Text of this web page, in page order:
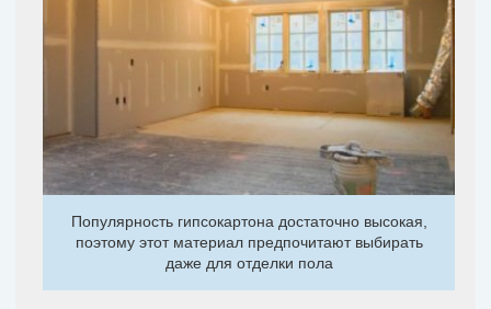
Популярность гипсокартона достаточно высокая,
поэтому этот материал предпочитают выбирать
даже для отделки пола